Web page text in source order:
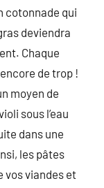
cotonnade qui
deviendra
Chaque
de trop !
moyen de
sous l’eau
dans une
les pâtes
vos viandes et